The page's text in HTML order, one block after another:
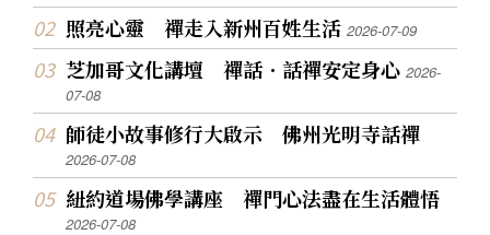
照亮心靈 禪走入新州百姓生活2026-07-09
芝加哥文化講壇 禪話．話禪安定身心2026-
07-08
師徒小故事修行大啟示 佛州光明寺話禪
2026-07-08
紐約道場佛學講座 禪門心法盡在生活體悟
2026-07-08